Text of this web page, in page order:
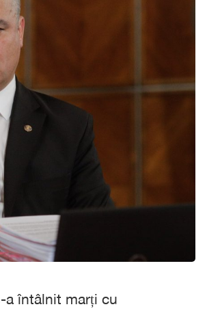
a întâlnit marți cu